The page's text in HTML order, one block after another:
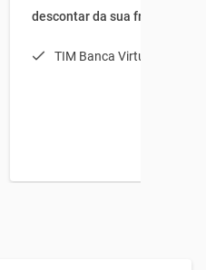
descontar da sua franquia
TIM Banca Virtual Light